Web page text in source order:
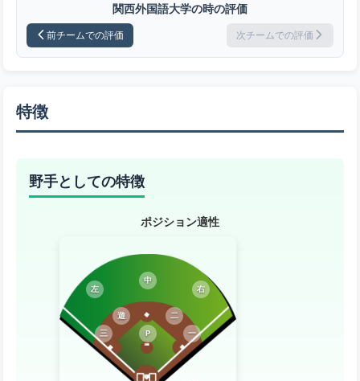
関西外国語大学の時の評価
前チームでの評価 次チームでの評価
特徴
野手としての特徴
ポジション適性
P 一
二
三
遊
左
中
右